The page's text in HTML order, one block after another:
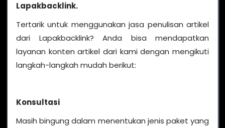
Lapakbacklink.
Tertarik untuk menggunakan jasa penulisan artikel
dari Lapakbacklink? Anda bisa mendapatkan
layanan konten artikel dari kami dengan mengikuti
langkah-langkah mudah berikut:
Konsultasi
Masih bingung dalam menentukan jenis paket yang